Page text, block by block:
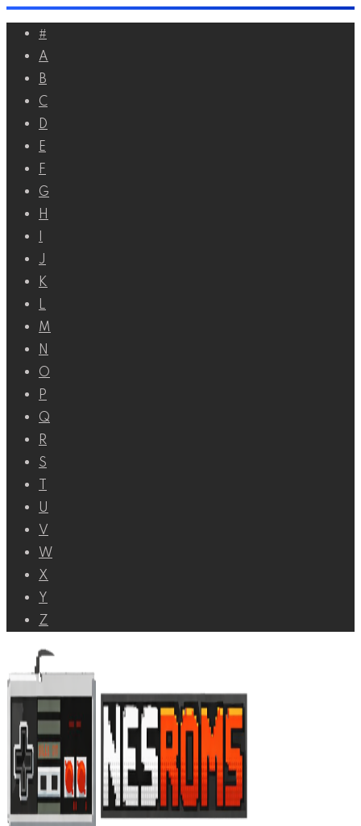
Перейти
контенту
#
A
B
C
D
E
F
G
H
J
K
L
M
N
O
P
Q
R
S
U
V
W
X
Y
Z